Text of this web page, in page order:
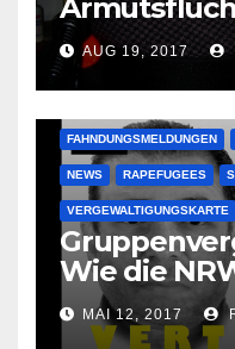
Oma im
AUG 19, 2017
FAHNDUNGSMELDUNGEN
NEWS RAPEFUGEES
VERGEWALTIGUNGSKARTE
Wie die
Bilder zu
MAI 12, 2017